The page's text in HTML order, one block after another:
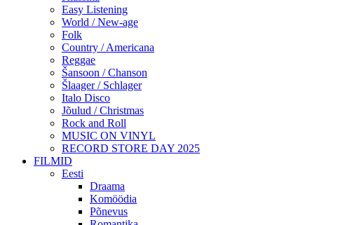
Easy Listening
World / New-age
Folk
Country / Americana
Reggae
Šansoon / Chanson
Šlaager / Schlager
Italo Disco
Jõulud / Christmas
Rock and Roll
MUSIC ON VINYL
RECORD STORE DAY 2025
FILMID
Eesti
Draama
Komöödia
Põnevus